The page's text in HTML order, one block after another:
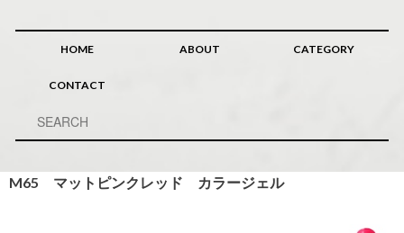
HOME ABOUT CATEGORY
CONTACT
M65 マットピンクレッド カラージェル